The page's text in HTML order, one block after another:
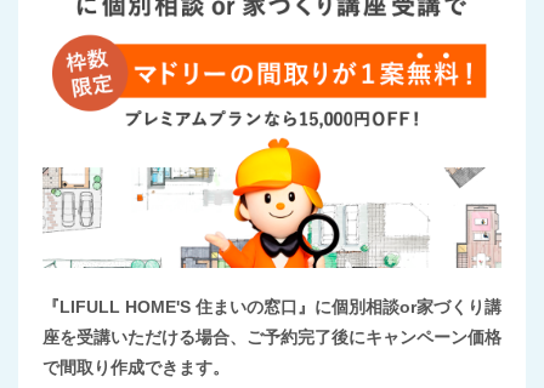
『LIFULL HOME'S 住まいの窓口』に個別相談or家づくり講
座を受講いただける場合、ご予約完了後にキャンペーン価格
で間取り作成できます。